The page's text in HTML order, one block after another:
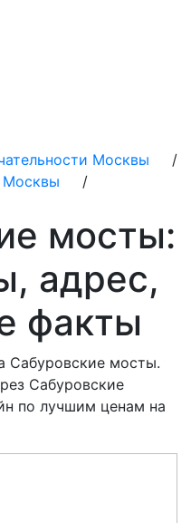
Москвы /
Москвы /
мосты:
адрес,
факты
Сабуровские мосты.
Сабуровские
по лучшим ценам на